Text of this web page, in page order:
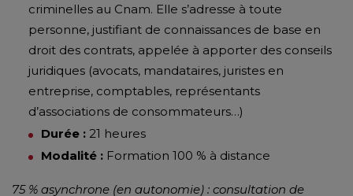
criminelles au Cnam. Elle s’adresse à toute
personne, justifiant de connaissances de base en
droit des contrats, appelée à apporter des conseils
juridiques (avocats, mandataires, juristes en
entreprise, comptables, représentants
d’associations de consommateurs…)
Durée : 21 heures
Modalité : Formation 100 % à distance
75 % asynchrone (en autonomie) : consultation de